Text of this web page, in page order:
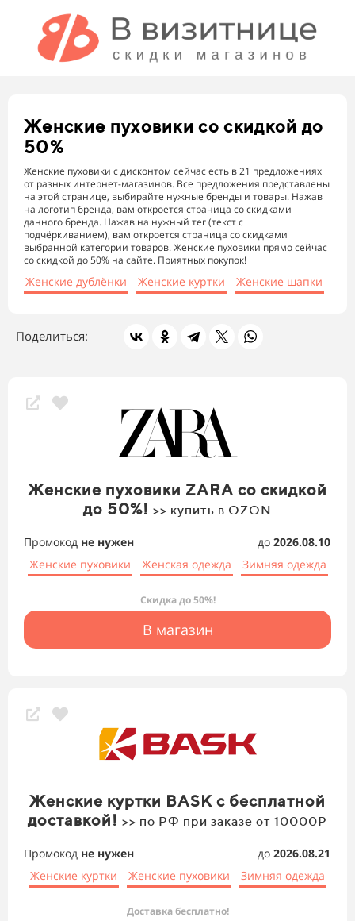
Женские пуховики со скидкой до
50%
Женские пуховики с дисконтом сейчас есть в 21 предложениях
от разных интернет-магазинов. Все предложения представлены
на этой странице, выбирайте нужные бренды и товары. Нажав
на логотип бренда, вам откроется страница со скидками
данного бренда. Нажав на нужный тег (текст с
подчёркиванием), вам откроется страница со скидками
выбранной категории товаров. Женские пуховики прямо сейчас
со скидкой до 50% на сайте. Приятных покупок!
Женские дублёнки Женские куртки Женские шапки
Поделиться:
Женские пуховики ZARA со скидкой
до 50%! >> купить в OZON
Промокод не нужен до 2026.08.10
Женские пуховики
Женская одежда Зимняя одежда
Скидка до 50%!
В магазин
Женские куртки BASK с бесплатной
доставкой! >> по РФ при заказе от 10000Р
Промокод не нужен до 2026.08.21
Женские куртки
Женские пуховики Зимняя одежда
Доставка бесплатно!